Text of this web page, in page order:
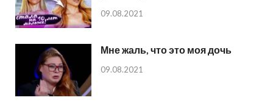
09.08.2021
Мне жаль, что это моя дочь
09.08.2021